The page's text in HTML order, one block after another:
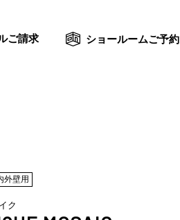
ご請求 ショールームご予約
外壁用
ク